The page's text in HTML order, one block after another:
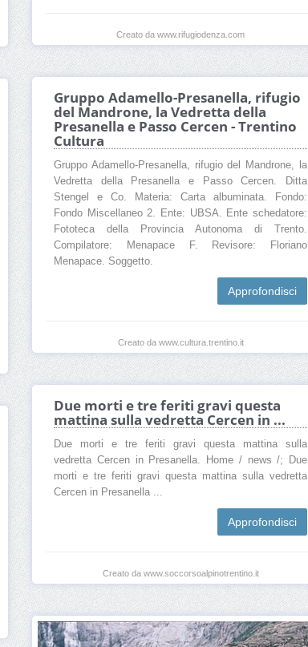
Creato da www.rifugiodenza.com
Gruppo Adamello-Presanella, rifugio
del Mandrone, la Vedretta della
Presanella e Passo Cercen - Trentino
Cultura
Gruppo Adamello-Presanella, rifugio del Mandrone, la
Vedretta della Presanella e Passo Cercen. Ditta
Stengel e Co. Materia: Carta albuminata. Fondo:
Fondo Miscellaneo 2. Ente: UBSA. Ente schedatore:
Fototeca della Provincia Autonoma di Trento.
Compilatore: Menapace F. Revisore: Floriano
Menapace. Soggetto.
Approfondisci
Creato da www.cultura.trentino.it
Due morti e tre feriti gravi questa
mattina sulla vedretta Cercen in ...
Due morti e tre feriti gravi questa mattina sulla
vedretta Cercen in Presanella. Home / news /; Due
morti e tre feriti gravi questa mattina sulla vedretta
Cercen in Presanella ...
Approfondisci
Creato da www.soccorsoalpinotrentino.it